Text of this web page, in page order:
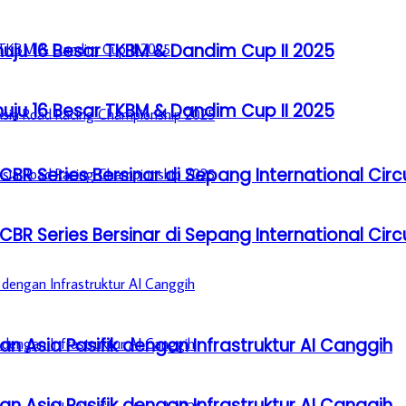
16 Besar TKBM & Dandim Cup II 2025
Series Bersinar di Sepang International
Asia Pasifik dengan Infrastruktur AI Canggih
16 Besar TKBM & Dandim Cup II 2025
Series Bersinar di Sepang International